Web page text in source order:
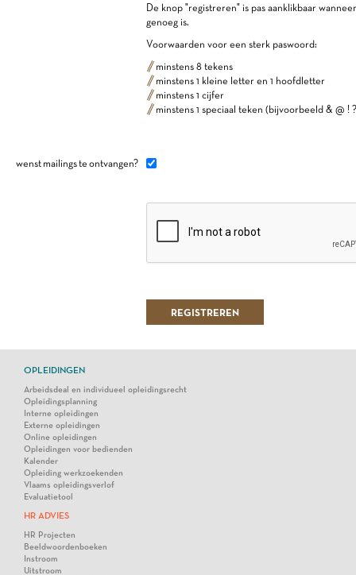
De knop "registreren" is pas aanklikbaar
genoeg is.
Voorwaarden voor een sterk paswoord:
minstens 8 tekens
minstens 1 kleine letter en 1 hoofdletter
minstens 1 cijfer
minstens 1 speciaal teken (bijvoorbeeld & @ !
wenst mailings te ontvangen?
OPLEIDINGEN
Arbeidsdeal en individueel opleidingsrecht
Opleidingsplanning
Interne opleidingen
Externe opleidingen
Online opleidingen
Opleidingen voor bedienden
Kalender
Opleiding werkzoekenden
Vlaams opleidingsverlof
Evaluatietool
HR ADVIES
HR Projecten
Beeldwoordenboeken
Instroom
Uitstroom